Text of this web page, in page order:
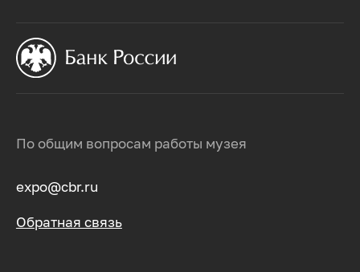
По общим вопросам работы музея
expo@cbr.ru
Обратная связь